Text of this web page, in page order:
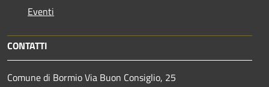
Eventi
CONTATTI
Comune di Bormio Via Buon Consiglio, 25